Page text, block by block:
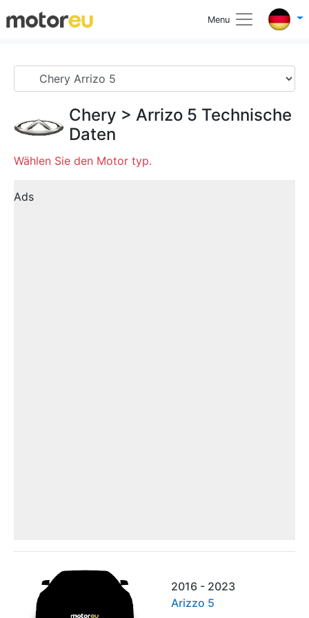
Menu
Chery > Arrizo 5 Technische
Daten
Wählen Sie den Motor typ.
Ads
2016 - 2023
Arizzo 5